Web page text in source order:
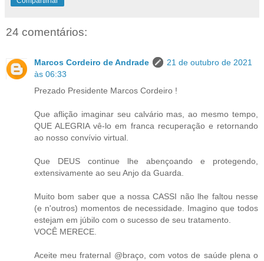
24 comentários:
Marcos Cordeiro de Andrade
21 de outubro de 2021
às 06:33
Prezado Presidente Marcos Cordeiro !
Que aflição imaginar seu calvário mas, ao mesmo tempo,
QUE ALEGRIA vê-lo em franca recuperação e retornando
ao nosso convívio virtual.
Que DEUS continue lhe abençoando e protegendo,
extensivamente ao seu Anjo da Guarda.
Muito bom saber que a nossa CASSI não lhe faltou nesse
(e n'outros) momentos de necessidade. Imagino que todos
estejam em júbilo com o sucesso de seu tratamento.
VOCÊ MERECE.
Aceite meu fraternal @braço, com votos de saúde plena o